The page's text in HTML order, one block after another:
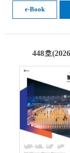
e-Book
448호